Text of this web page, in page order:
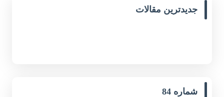
جدیدترین مقالات
شماره 84